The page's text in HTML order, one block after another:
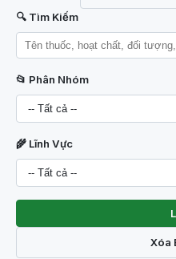
🔍 Tìm Kiếm
📂 Phân Nhóm
🌾 Lĩnh Vực
Xóa